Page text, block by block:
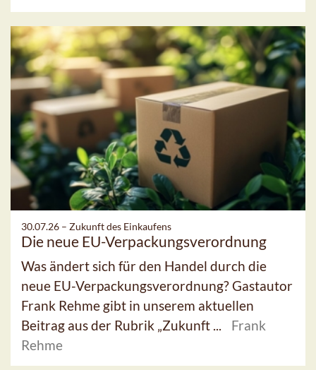
30.07.26 – Zukunft des Einkaufens
Die neue EU-Verpackungsverordnung
Was ändert sich für den Handel durch die
neue EU-Verpackungsverordnung? Gastautor
Frank Rehme gibt in unserem aktuellen
Beitrag aus der Rubrik „Zukunft ...
Frank
Rehme